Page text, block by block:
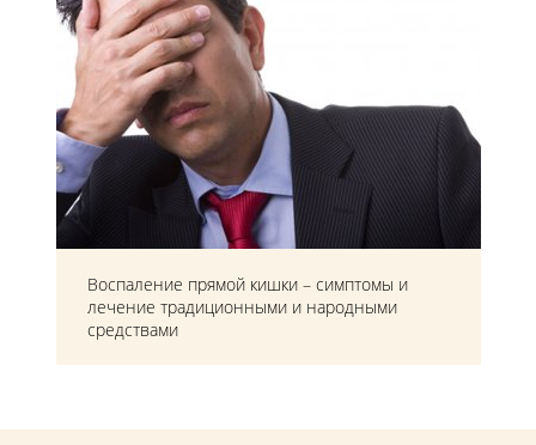
Воспаление прямой кишки – симптомы и
лечение традиционными и народными
средствами